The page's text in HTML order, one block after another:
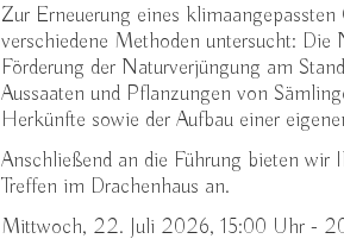
Zur Erneuerung eines klimaangepassten
verschiedene Methoden untersucht: Die
Förderung der Naturverjüngung am
Aussaaten und Pflanzungen von
Herkünfte sowie der Aufbau einer
Anschließend an die Führung bieten wir
Treffen im Drachenhaus an.
Mittwoch, 22. Juli 2026, 15:00 Uhr -